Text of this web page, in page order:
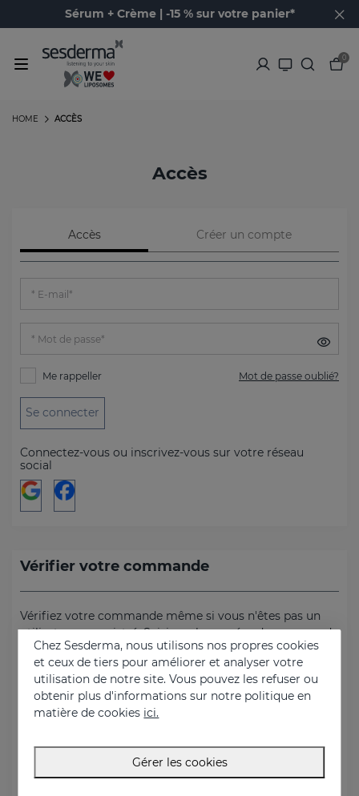
Sérum + Crème | -15 % sur votre panier*
0
ACCÈS
HOME
Accès
Accès Créer un compte
E-mail*
Mot de passe*
Me rappeller Mot de passe oublié?
Se connecter
Connectez-vous ou inscrivez-vous sur votre réseau
social
Vérifier votre commande
Vérifiez votre commande même si vous n'êtes pas un
utilisateur enregistré. Saisissez le numéro de commande
et le code postal de l'adresse de facturation.
Facturation Code postal
Chez Sesderma, nous utilisons nos propres cookies
et ceux de tiers pour améliorer et analyser votre
utilisation de notre site. Vous pouvez les refuser ou
obtenir plus d'informations sur notre politique en
matière de cookies ici.
Gérer les cookies